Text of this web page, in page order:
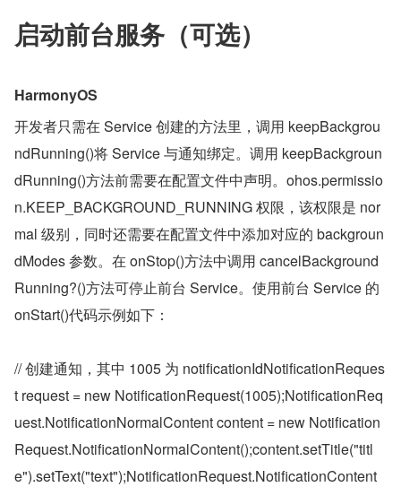
启动前台服务（可选）
HarmonyOS
开发者只需在 Service 创建的方法里，调用 keepBackgrou
ndRunning()将 Service 与通知绑定。调用 keepBackgroun
dRunning()方法前需要在配置文件中声明。ohos.permissio
n.KEEP_BACKGROUND_RUNNING 权限，该权限是 nor
mal 级别，同时还需要在配置文件中添加对应的 backgroun
dModes 参数。在 onStop()方法中调用 cancelBackground
Running?()方法可停止前台 Service。使用前台 Service 的
onStart()代码示例如下：
// 创建通知，其中 1005 为 notificationIdNotificationReques
t request = new NotificationRequest(1005);NotificationReq
uest.NotificationNormalContent content = new Notification
Request.NotificationNormalContent();content.setTitle("titl
e").setText("text");NotificationRequest.NotificationContent